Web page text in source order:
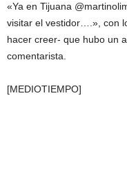
«Ya en Tijuana
visitar el vestidor….», con
hacer creer- que hubo un
comentarista.
[MEDIOTIEMPO]